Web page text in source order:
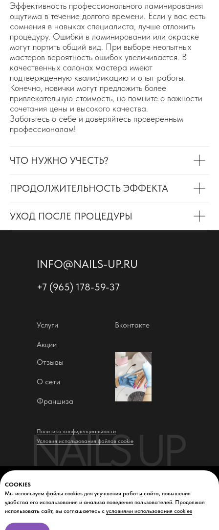
Эффективность профессионального ламинирования
ощутима в течение долгого времени. Если у вас есть
сомнения в навыках специалиста, лучше отложить
процедуру. Ошибки в ламинировании или окраске
могут портить общий вид. При выборе неопытных
мастеров вероятность ошибок увеличивается. В
качественных салонах мастера имеют
подтвержденную квалификацию и опыт работы.
Конечно, новички могут предложить более
привлекательную стоимость, но помните о важности
сочетания цены и высокого качества.
Заботьтесь о себе и доверяйтесь проверенным
профессионалам!
ЧТО НУЖНО УЧЕСТЬ?
ПРОДОЛЖИТЕЛЬНОСТЬ ЭФФЕКТА
УХОД ПОСЛЕ ПРОЦЕДУРЫ
Франшиза
Вконтакте
Услуги
Акции
Отзывы
О сети
NAILS UP
+7 (965) 178-59-37
INFO@NAILS-UP.RU
Политика конфиденциальности
Условия использования файлов cookie
COOKIES
Мы используем файлы cookies для улучшения работы сайта, повышения
удобства его использования и анализа поведения пользователей. Продолжая
использовать сайт, вы соглашаетесь с условиями использования cookies
Онлайн-